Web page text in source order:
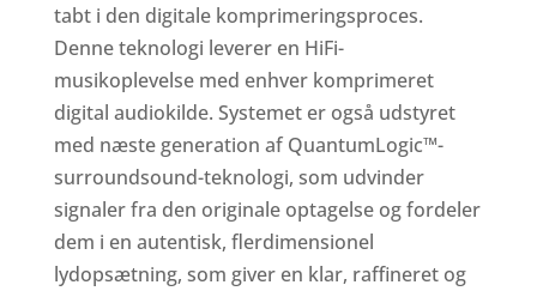
tabt i den digitale komprimeringsproces.
Denne teknologi leverer en HiFi-
musikoplevelse med enhver komprimeret
digital audiokilde. Systemet er også udstyret
med næste generation af QuantumLogic™-
surroundsound-teknologi, som udvinder
signaler fra den originale optagelse og fordeler
dem i en autentisk, flerdimensionel
lydopsætning, som giver en klar, raffineret og